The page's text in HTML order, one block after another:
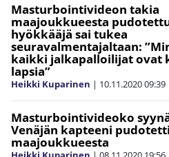
Masturbointivideon takia
maajoukkueesta
hyökkääjä sai tukea
seuravalmentajaltaan:
kaikki jalkapalloilijat ovat
lapsia”
Heikki Kuparinen | 10.11.202009:39
Masturbointivideoko
Venäjän kapteeni
maajoukkueesta